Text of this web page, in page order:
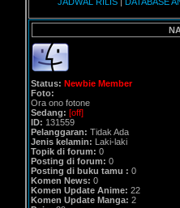
Status: Newbie Member
Foto:
Ora ono fotone
Sedang: [off]
ID: 131559
Pelanggaran: Tidak Ada
Jenis kelamin: Laki-laki
Topik di forum: 0
Posting di forum: 0
Posting di buku tamu : 0
Komen News: 0
Komen Update Anime: 22
Komen Update Manga: 2